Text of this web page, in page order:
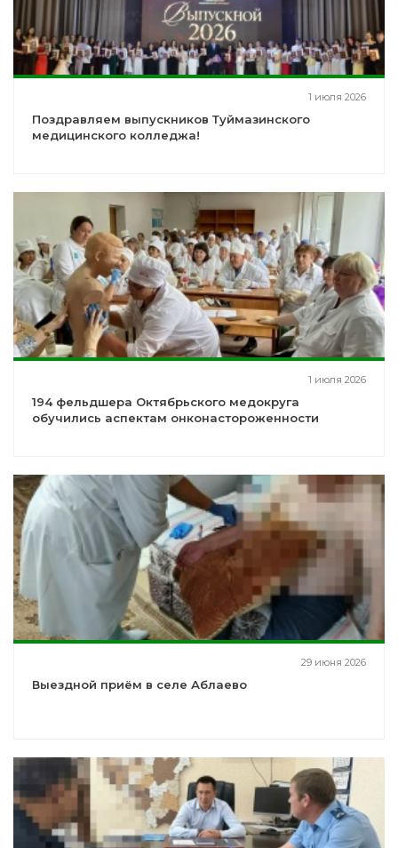
1 июля 2026
Поздравляем выпускников Туймазинского
медицинского колледжа!
1 июля 2026
194 фельдшера Октябрьского медокруга
обучились аспектам онконастороженности
29 июня 2026
Выездной приём в селе Аблаево